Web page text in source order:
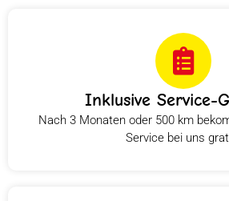
Inklusive Service-
Nach 3 Monaten oder 500 km
Service bei uns